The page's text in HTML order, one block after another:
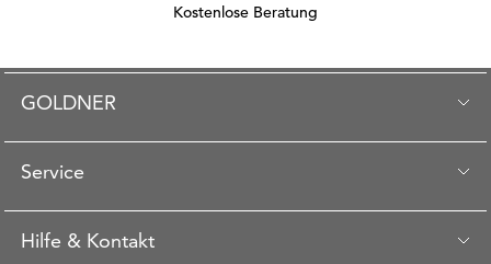
Kostenlose Beratung
GOLDNER
Service
Hilfe & Kontakt